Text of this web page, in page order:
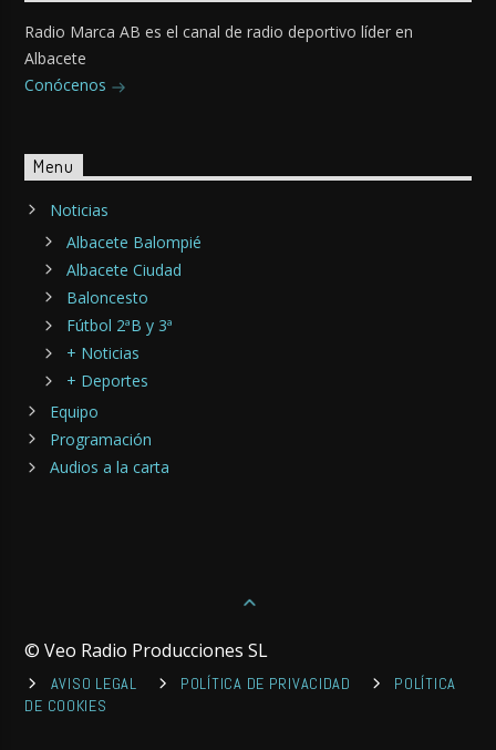
Radio Marca AB es el canal de radio deportivo líder en
Albacete
Conócenos
Menu
Noticias
Albacete Balompié
Albacete Ciudad
Baloncesto
Fútbol 2ªB y 3ª
+ Noticias
+ Deportes
Equipo
Programación
Audios a la carta
© Veo Radio Producciones SL
AVISO LEGAL POLÍTICA DE PRIVACIDAD
POLÍTICA
DE COOKIES